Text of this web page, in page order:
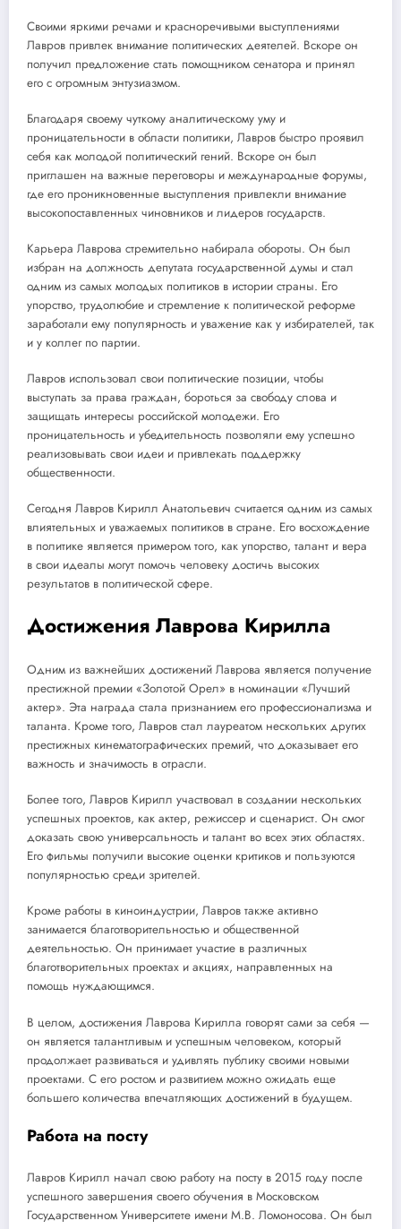
Своими яркими речами и красноречивыми выступлениями
Лавров привлек внимание политических деятелей. Вскоре он
получил предложение стать помощником сенатора и принял
его с огромным энтузиазмом.
Благодаря своему чуткому аналитическому уму и
проницательности в области политики, Лавров быстро проявил
себя как молодой политический гений. Вскоре он был
приглашен на важные переговоры и международные форумы,
где его проникновенные выступления привлекли внимание
высокопоставленных чиновников и лидеров государств.
Карьера Лаврова стремительно набирала обороты. Он был
избран на должность депутата государственной думы и стал
одним из самых молодых политиков в истории страны. Его
упорство, трудолюбие и стремление к политической реформе
заработали ему популярность и уважение как у избирателей, так
и у коллег по партии.
Лавров использовал свои политические позиции, чтобы
выступать за права граждан, бороться за свободу слова и
защищать интересы российской молодежи. Его
проницательность и убедительность позволяли ему успешно
реализовывать свои идеи и привлекать поддержку
общественности.
Сегодня Лавров Кирилл Анатольевич считается одним из самых
влиятельных и уважаемых политиков в стране. Его восхождение
в политике является примером того, как упорство, талант и вера
в свои идеалы могут помочь человеку достичь высоких
результатов в политической сфере.
Достижения Лаврова Кирилла
Одним из важнейших достижений Лаврова является получение
престижной премии «Золотой Орел» в номинации «Лучший
актер». Эта награда стала признанием его профессионализма и
таланта. Кроме того, Лавров стал лауреатом нескольких других
престижных кинематографических премий, что доказывает его
важность и значимость в отрасли.
Более того, Лавров Кирилл участвовал в создании нескольких
успешных проектов, как актер, режиссер и сценарист. Он смог
доказать свою универсальность и талант во всех этих областях.
Его фильмы получили высокие оценки критиков и пользуются
популярностью среди зрителей.
Кроме работы в киноиндустрии, Лавров также активно
занимается благотворительностью и общественной
деятельностью. Он принимает участие в различных
благотворительных проектах и акциях, направленных на
помощь нуждающимся.
В целом, достижения Лаврова Кирилла говорят сами за себя —
он является талантливым и успешным человеком, который
продолжает развиваться и удивлять публику своими новыми
проектами. С его ростом и развитием можно ожидать еще
большего количества впечатляющих достижений в будущем.
Работа на посту
Лавров Кирилл начал свою работу на посту в 2015 году после
успешного завершения своего обучения в Московском
Государственном Университете имени М.В. Ломоносова. Он был